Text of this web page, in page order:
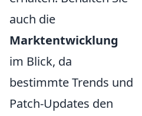
auch die
Marktentwicklung
im Blick, da
bestimmte Trends und
Patch-Updates den